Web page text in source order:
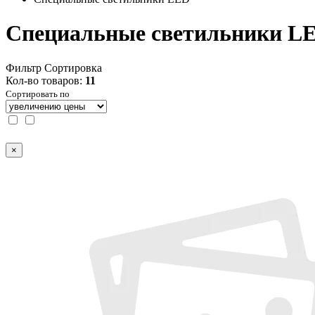
Специальные светильники
Фильтр Сортировка
Кол-во товаров: 11
Сортировать по
×